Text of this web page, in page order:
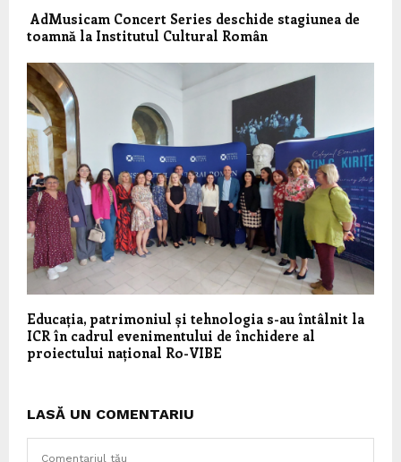
AdMusicam Concert Series deschide stagiunea de
toamnă la Institutul Cultural Român
Educația, patrimoniul și tehnologia s-au întâlnit la
ICR în cadrul evenimentului de închidere al
proiectului național Ro-VIBE
LASĂ UN COMENTARIU